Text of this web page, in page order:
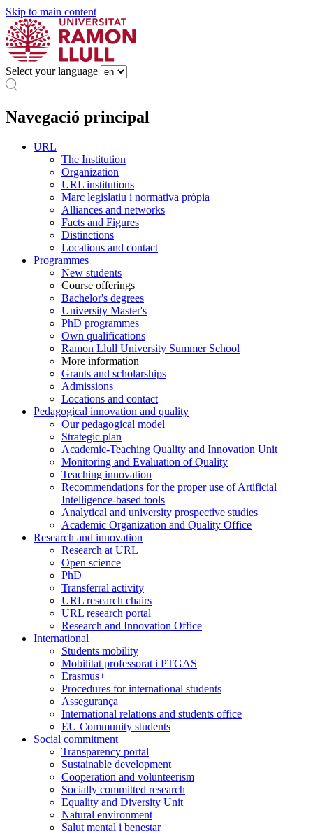
Skip to main content
Select your language
Navegació principal
URL
The Institution
Organization
URL institutions
Marc legislatiu i normativa pròpia
Alliances and networks
Facts and Figures
Distinctions
Locations and contact
Programmes
New students
Course offerings
Bachelor's degrees
University Master's
PhD programmes
Own qualifications
Ramon Llull University Summer School
More information
Grants and scholarships
Admissions
Locations and contact
Pedagogical innovation and quality
Our pedagogical model
Strategic plan
Academic-Teaching Quality and Innovation Unit
Monitoring and Evaluation of Quality
Teaching innovation
Recommendations for the proper use of Artificial
Intelligence-based tools
Analytical and university prospective studies
Academic Organization and Quality Office
Research and innovation
Research at URL
Open science
PhD
Transferral activity
URL research chairs
URL research portal
Research and Innovation Office
International
Students mobility
Mobilitat professorat i PTGAS
Erasmus+
Procedures for international students
Assegurança
International relations and students office
EU Community students
Social commitment
Transparency portal
Sustainable development
Cooperation and volunteerism
Socially committed research
Equality and Diversity Unit
Natural environment
Salut mental i benestar